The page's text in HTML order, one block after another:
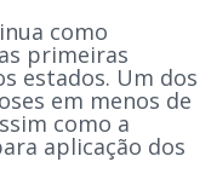
como
primeiras
estados. Um dos
em menos de
como a
aplicação dos